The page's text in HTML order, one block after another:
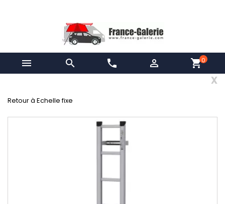
  phone  shopping_cart0
x
Retour à Echelle fixe